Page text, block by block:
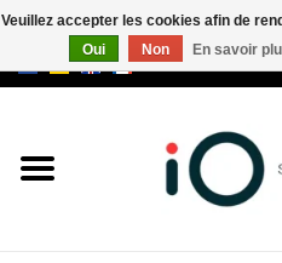
Marques
Veuillez accepter les cookies afin de
Oui
Non En savoir